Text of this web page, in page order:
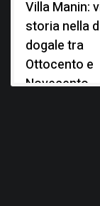
Villa Manin:
storia nella
dogale tra
Ottocento e
Novecento